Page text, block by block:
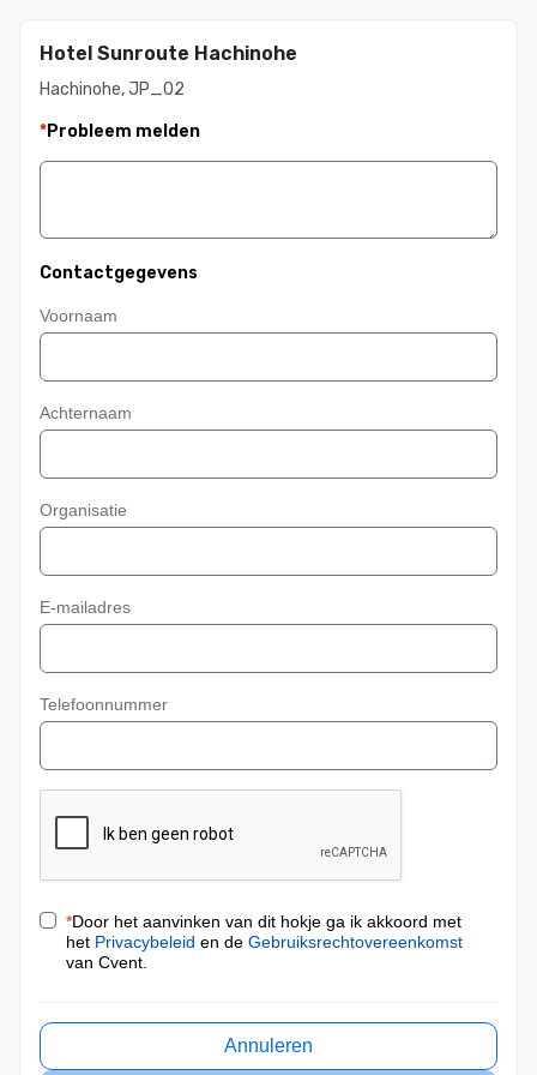
Hotel Sunroute Hachinohe
Hachinohe, JP_02
*Probleem melden
Contactgegevens
Voornaam
Achternaam
Organisatie
E-mailadres
Telefoonnummer
*Door het aanvinken van dit hokje ga ik akkoord met
het Privacybeleid en de Gebruiksrechtovereenkomst
van Cvent.
Annuleren